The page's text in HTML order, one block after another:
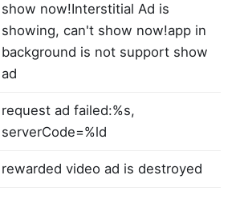
show now!Interstitial Ad is
showing, can't show now!app in
background is not support show
ad
request ad failed:%s,
serverCode=%ld
rewarded video ad is destroyed